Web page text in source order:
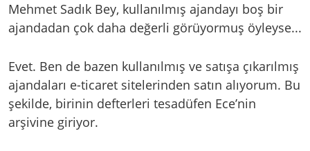
Mehmet Sadık Bey, kullanılmış ajandayı boş bir
ajandadan çok daha değerli görüyormuş öyleyse...
Evet. Ben de bazen kullanılmış ve satışa çıkarılmış
ajandaları e-ticaret sitelerinden satın alıyorum. Bu
şekilde, birinin defterleri tesadüfen Ece’nin
arşivine giriyor.